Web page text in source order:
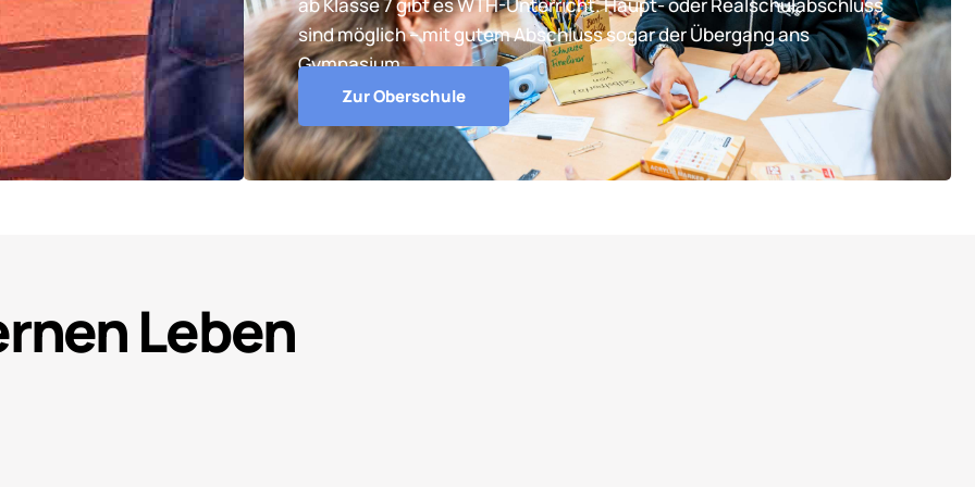
sind möglich – mit gutem Abschluss sogar der Übergang ans
Gymnasium.
Zur Oberschule
Leben